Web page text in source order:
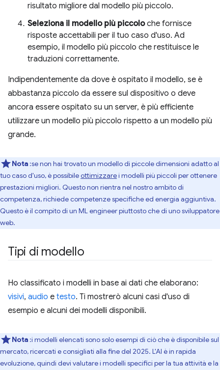
risultato migliore dal modello più piccolo.
Seleziona il modello più piccoloche fornisce
risposte accettabili per il tuo caso d'uso. Ad
esempio, il modello più piccolo che restituisce le
traduzioni correttamente.
Indipendentemente da dove è ospitato il modello, se è
abbastanza piccolo da essere sul dispositivo o deve
ancora essere ospitato su un server, è più efficiente
utilizzare un modello più piccolo rispetto a un modello più
grande.
Nota :se non hai trovato un modello di piccole dimensioni adatto al
tuo caso d'uso, è possibileottimizzarei modelli più piccoli per ottenere
prestazioni migliori. Questo non rientra nel nostro ambito di
competenza, richiede competenze specifiche ed energia aggiuntiva.
Questo è il compito di un ML engineer piuttosto che di uno sviluppatore
web.
Tipi di modello
Ho classificato i modelli in base ai dati che elaborano:
visivi, audio e testo. Ti mostrerò alcuni casi d'uso di
esempio e alcuni dei modelli disponibili.
Nota :i modelli elencati sono solo esempi di ciò che è disponibile sul
mercato, ricercati e consigliati alla fine del 2025. L'AI è in rapida
evoluzione, quindi devi valutare i modelli specifici per la tua attività e la